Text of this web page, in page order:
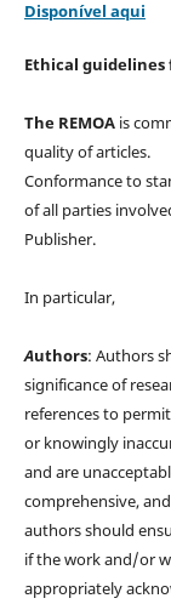
Disponível aqui
Ethical
The REMOAis
quality of articles.
Conformance to
of all parties
Publisher.
In particular,
Authors: Authors
significance of
references to
or knowingly
and are
comprehensive,
authors should
if the work and/or
appropriately